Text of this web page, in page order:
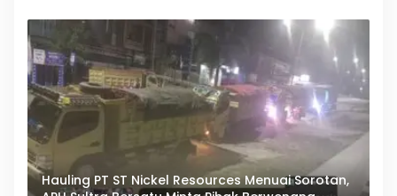
Hauling PT ST Nickel Resources Menuai Sorotan,